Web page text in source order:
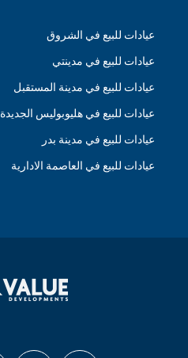
عيادات للبيع في الشروق
عيادات للبيع في مدينتي
عيادات للبيع في مدينة المستقبل
عيادات للبيع في هليوبوليس الجديدة
عيادات للبيع في مدينة بدر
عيادات للبيع في العاصمة الادارية